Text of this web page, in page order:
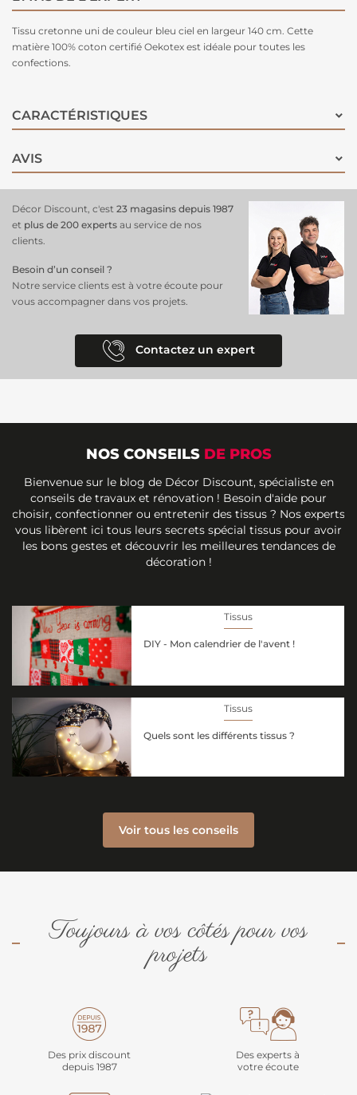
Tissu cretonne uni de couleur bleu ciel en largeur 140 cm. Cette
matière 100% coton certifié Oekotex est idéale pour toutes les
confections.
CARACTÉRISTIQUES
AVIS
Décor Discount, c'est 23 magasins depuis 1987
et plus de 200 experts au service de nos
clients.
Besoin d’un conseil ?
Notre service clients est à votre écoute pour
vous accompagner dans vos projets.
Contactez un expert
NOS CONSEILS DE PROS
Bienvenue sur le blog de Décor Discount, spécialiste en
conseils de travaux et rénovation ! Besoin d'aide pour
choisir, confectionner ou entretenir des tissus ? Nos experts
vous libèrent ici tous leurs secrets spécial tissus pour avoir
les bons gestes et découvrir les meilleures tendances de
décoration !
Tissus
DIY - Mon calendrier de l'avent !
Tissus
Quels sont les différents tissus ?
Voir tous les conseils
Toujours à vos côtés pour vos
projets
Des prix discount
depuis 1987
Des experts à
votre écoute